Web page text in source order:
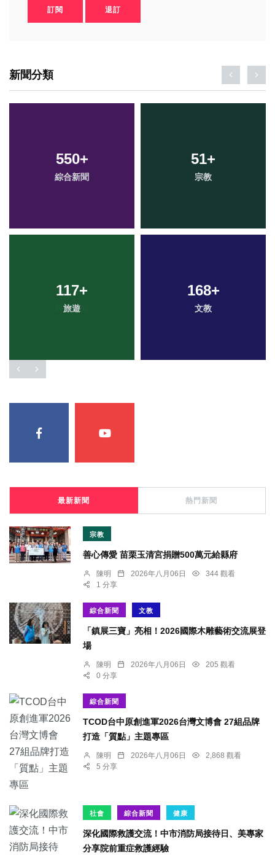
訂閱 退訂
新聞分類
550+
綜合新聞
51+
宗教
117+
旅遊
168+
文教
最新新聞 熱門新聞
宗教
善心傳愛 苗栗玉清宮捐贈500萬元給縣府
陳明 2026年八月06日
344 觀看
1 分享
綜合新聞 文教
「鎮展三寶」亮相！2026國際木雕藝術交流展登
場
陳明 2026年八月06日
205 觀看
0 分享
綜合新聞
TCOD台中原創進軍2026台灣文博會 27組品牌
打造「質點」主題專區
陳明 2026年八月06日
2,868 觀看
5 分享
社會 綜合新聞 健康
深化國際救護交流！中市消防局接待日、美專家
分享院前重症救護經驗